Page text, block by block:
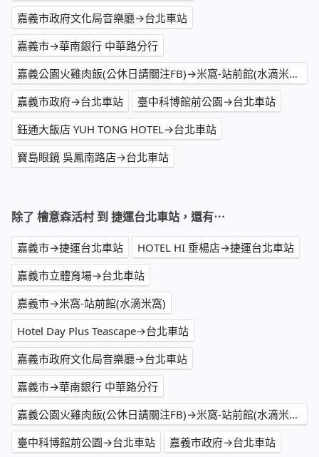
嘉義市政府文化局音樂廳→台北車站
嘉義市→華南銀行 中華路分行
嘉義公園火雞肉飯(公休日請關注FB)→米窩-站前館(水滴米窩)
嘉義市政府→台北車站
臺中科博館前公園→台北車站
鈺通大飯店 YUH TONG HOTEL→台北車站
寶島眼鏡 吳鳳南路店→台北車站
除了 檜意森活村 到 捷運台北車站，還有⋯
嘉義市→捷運台北車站
HOTEL HI 垂楊店→捷運台北車站
嘉義市立體育場→台北車站
嘉義市→米窩-站前館(水滴米窩)
Hotel Day Plus Teascape→台北車站
嘉義市政府文化局音樂廳→台北車站
嘉義市→華南銀行 中華路分行
嘉義公園火雞肉飯(公休日請關注FB)→米窩-站前館(水滴米窩)
臺中科博館前公園→台北車站
嘉義市政府→台北車站